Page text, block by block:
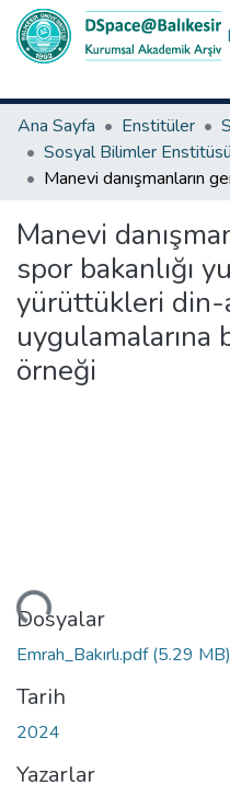
Ana Sayfa
Enstitüler
Manevi
spor bakanlığı
yürüttükleri
uygulamalarına
örneği
Dosyalar
Emrah_Bakırlı.pdf(5.29 MB)
Tarih
2024
Yazarlar